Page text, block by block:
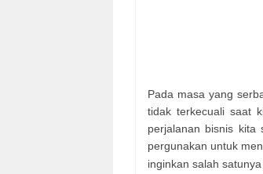
Pada masa yang
tidak terkecuali saat
perjalanan bisnis kita
pergunakan untuk
inginkan salah